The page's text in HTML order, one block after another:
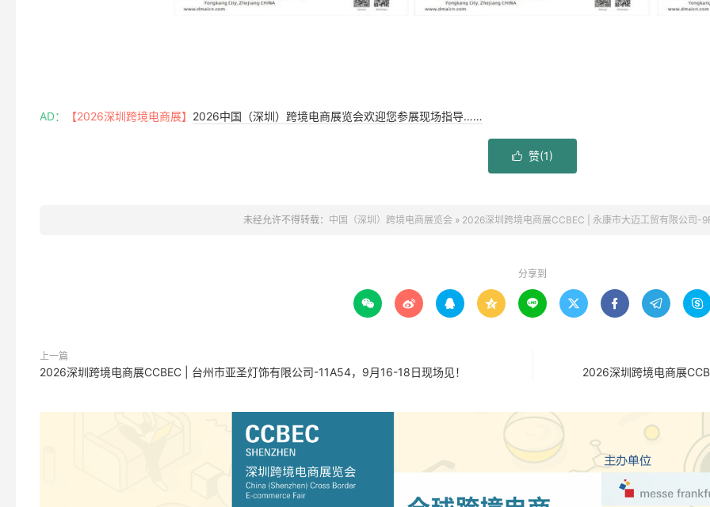
AD： 【2026深圳跨境电商展】 2026中国（深圳）跨境电商展览会欢迎您参展现场指导……
 赞(1)
未经允许不得转载： 中国（深圳）跨境电商展览会 » 2026深圳跨境电商展CCBEC | 永康市大迈工贸有限公司-
分享到
        
上一篇
2026深圳跨境电商展CCBEC | 台州市亚圣灯饰有限公司-11A54，9月16-18日现场见！ 2026深圳跨境电商展